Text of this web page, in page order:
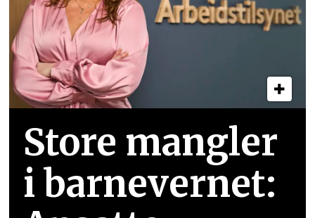
Store mangler
i barnevernet: